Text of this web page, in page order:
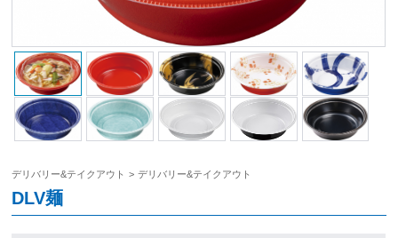
デリバリー&テイクアウト > デリバリー&テイクアウト
DLV麺